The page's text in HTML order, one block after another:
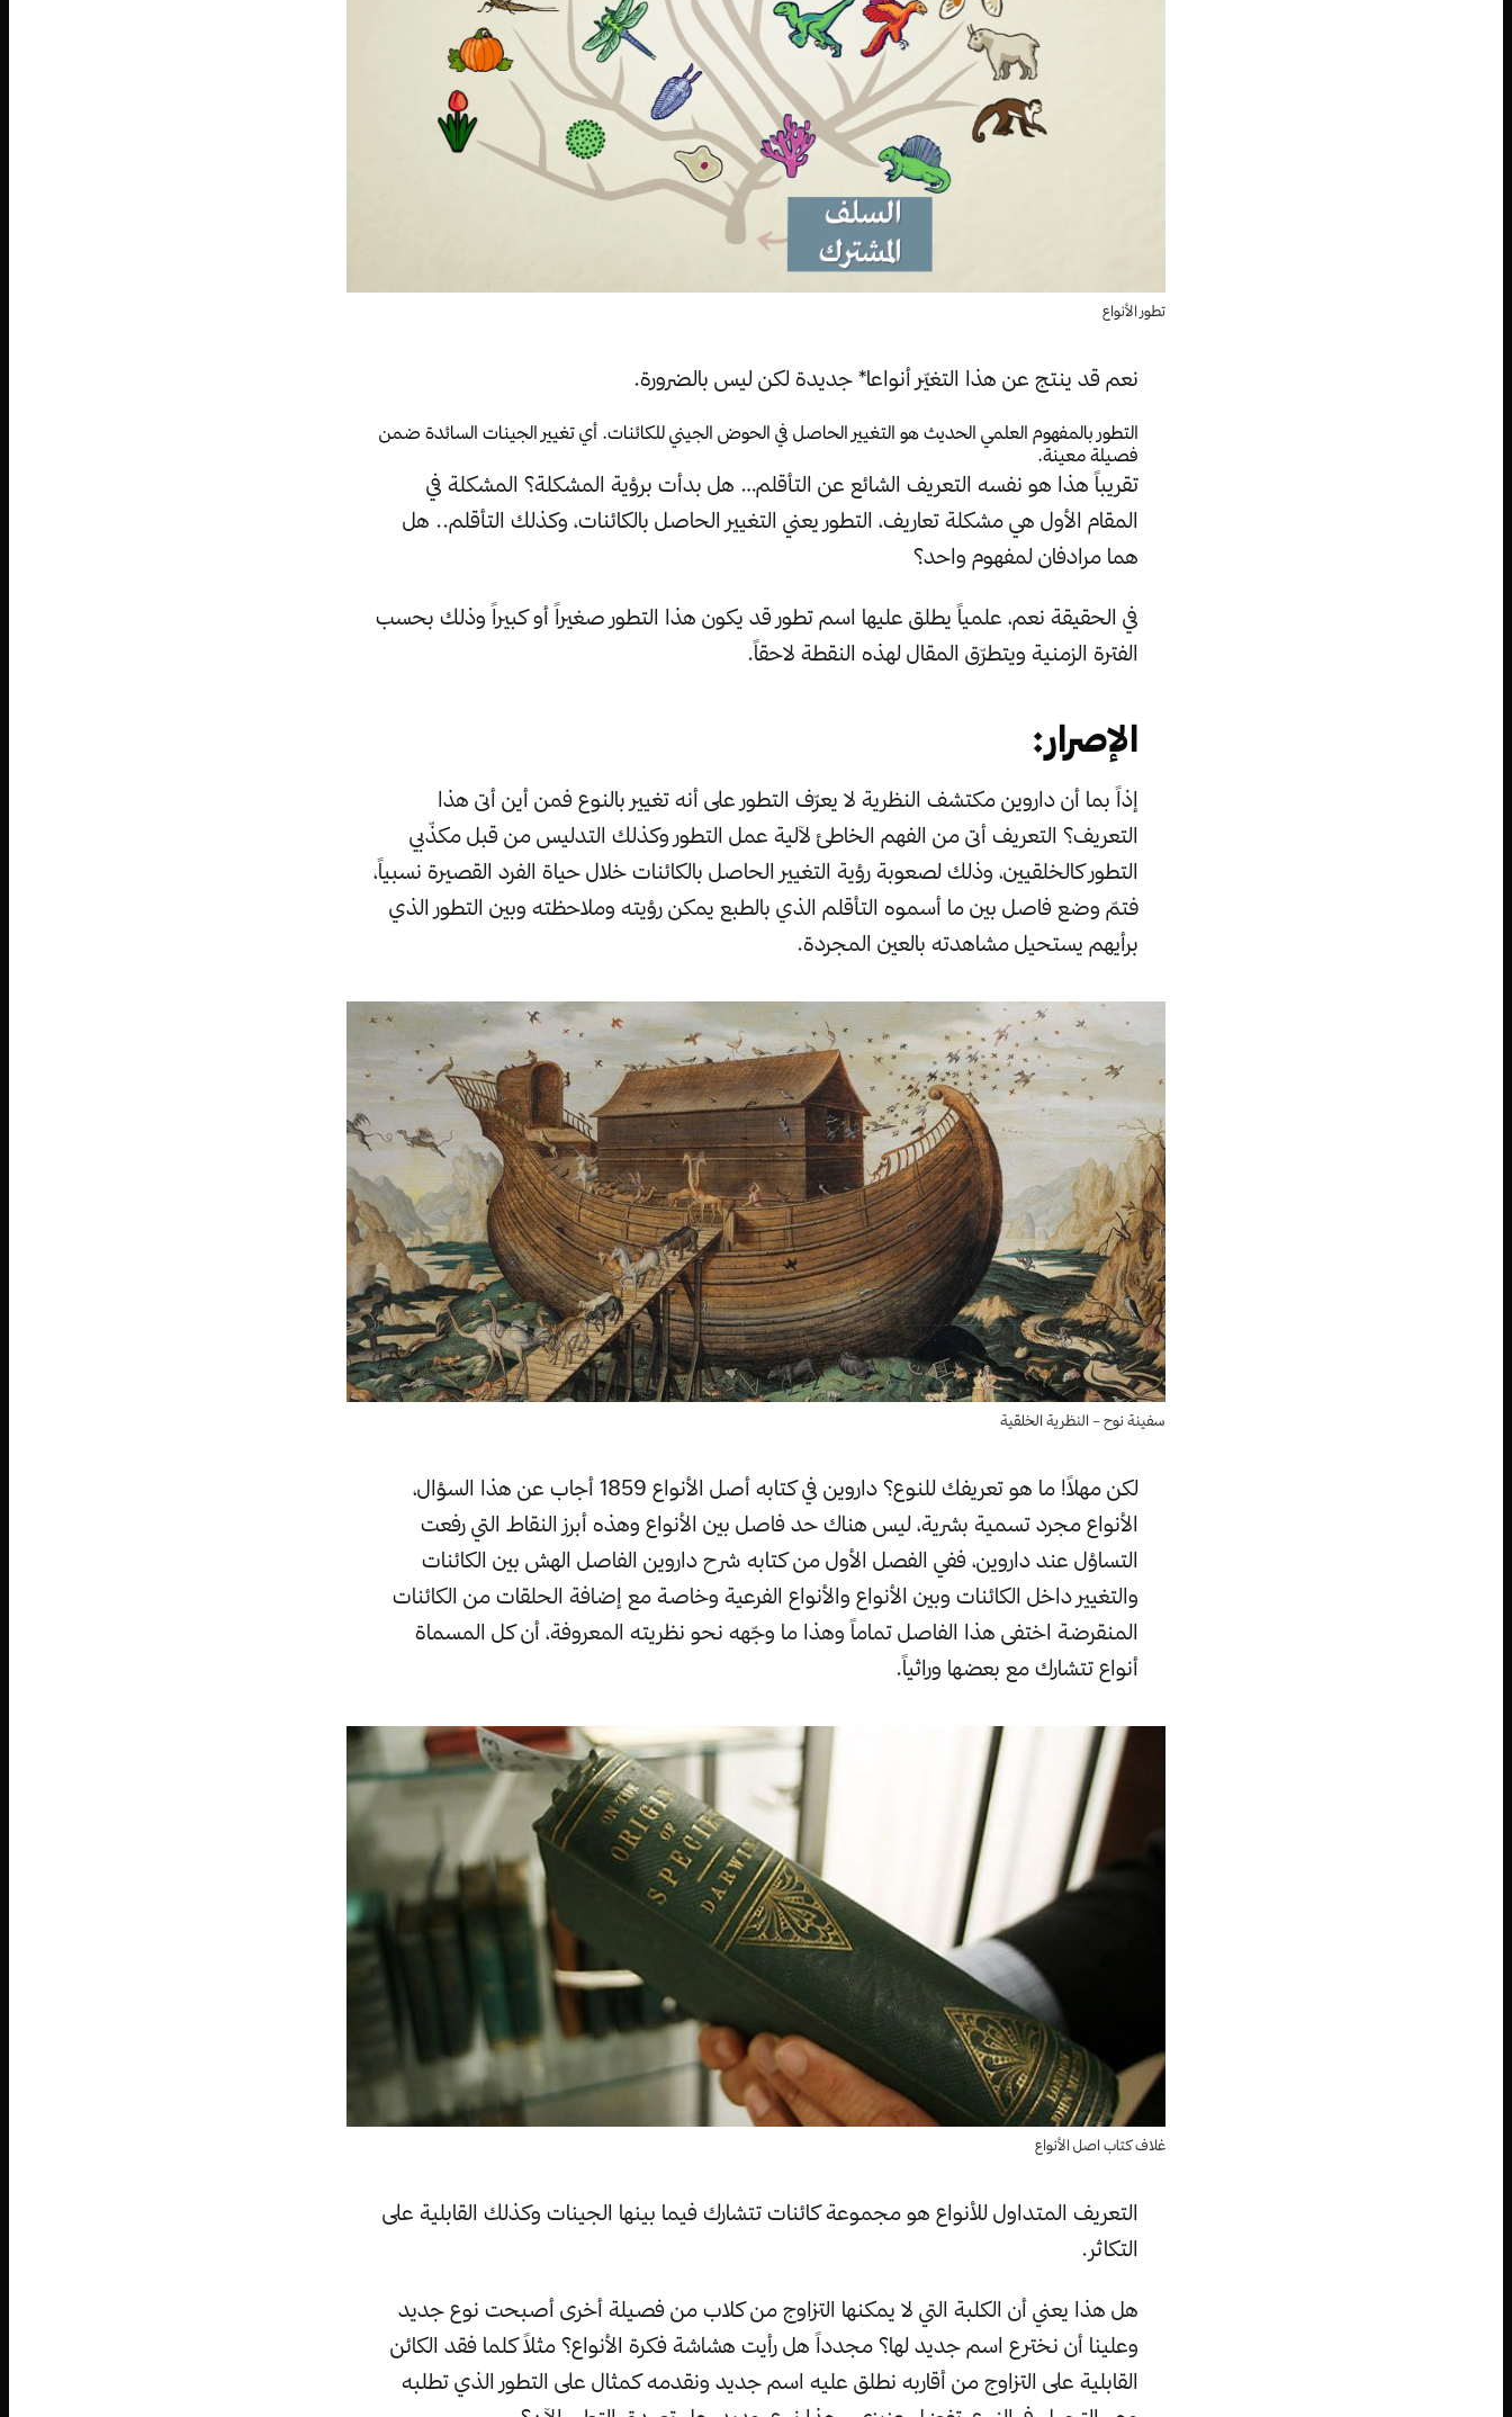
تطور الأنواع
نعم قد ينتج عن هذا التغيّر أنواعا* جديدة لكن ليس بالضرورة.
التطور بالمفهوم العلمي الحديث هو التغيير الحاصل في الحوض الجيني للكائنات. أي تغيير الجينات السائدة ضمن
فصيلة معينة.
تقريباً هذا هو نفسه التعريف الشائع عن التأقلم… هل بدأت برؤية المشكلة؟ المشكلة في
المقام الأول هي مشكلة تعاريف، التطور يعني التغيير الحاصل بالكائنات، وكذلك التأقلم.. هل
هما مرادفان لمفهوم واحد؟
في الحقيقة نعم، علمياً يطلق عليها اسم تطور قد يكون هذا التطور صغيراً أو كبيراً وذلك بحسب
الفترة الزمنية ويتطرّق المقال لهذه النقطة لاحقاً.
الإصرار:
إذاً بما أن داروين مكتشف النظرية لا يعرّف التطور على أنه تغيير بالنوع فمن أين أتى هذا
التعريف؟ التعريف أتى من الفهم الخاطئ لآلية عمل التطور وكذلك التدليس من قبل مكذّبي
التطور كالخلقيين، وذلك لصعوبة رؤية التغيير الحاصل بالكائنات خلال حياة الفرد القصيرة نسبياً،
فتمّ وضع فاصل بين ما أسموه التأقلم الذي بالطبع يمكن رؤيته وملاحظته وبين التطور الذي
برأيهم يستحيل مشاهدته بالعين المجردة.
سفينة نوح – النظرية الخلقية
لكن مهلاً! ما هو تعريفك للنوع؟ داروين في كتابه أصل الأنواع 1859 أجاب عن هذا السؤال،
الأنواع مجرد تسمية بشرية، ليس هناك حد فاصل بين الأنواع وهذه أبرز النقاط التي رفعت
التساؤل عند داروين، ففي الفصل الأول من كتابه شرح داروين الفاصل الهش بين الكائنات
والتغيير داخل الكائنات وبين الأنواع والأنواع الفرعية وخاصة مع إضافة الحلقات من الكائنات
المنقرضة اختفى هذا الفاصل تماماً وهذا ما وجّهه نحو نظريته المعروفة، أن كل المسماة
أنواع تتشارك مع بعضها وراثياً.
غلاف كتاب اصل الأنواع
التعريف المتداول للأنواع هو مجموعة كائنات تتشارك فيما بينها الجينات وكذلك القابلية على
التكاثر.
هل هذا يعني أن الكلبة التي لا يمكنها التزاوج من كلاب من فصيلة أخرى أصبحت نوع جديد
وعلينا أن نخترع اسم جديد لها؟ مجدداً هل رأيت هشاشة فكرة الأنواع؟ مثلاً كلما فقد الكائن
القابلية على التزاوج من أقاربه نطلق عليه اسم جديد ونقدمه كمثال على التطور الذي تطلبه